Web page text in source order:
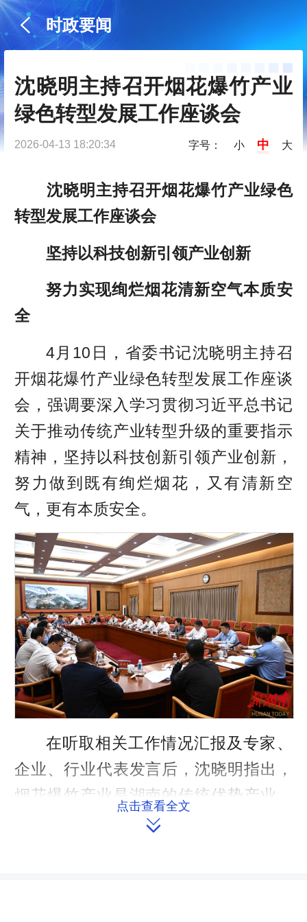
时政要闻
沈晓明主持召开烟花爆竹产业
绿色转型发展工作座谈会
2026-04-13 18:20:34 字号： 小 中 大
沈晓明主持召开烟花爆竹产业绿色
转型发展工作座谈会
坚持以科技创新引领产业创新
努力实现绚烂烟花清新空气本质安
全
4月10日，省委书记沈晓明主持召
开烟花爆竹产业绿色转型发展工作座谈
会，强调要深入学习贯彻习近平总书记
关于推动传统产业转型升级的重要指示
精神，坚持以科技创新引领产业创新，
努力做到既有绚烂烟花，又有清新空
气，更有本质安全。
在听取相关工作情况汇报及专家、
企业、行业代表发言后，沈晓明指出，
烟花爆竹产业是湖南的传统优势产业、
特色产业、富民产业。近年来，随着环
点击查看全文
